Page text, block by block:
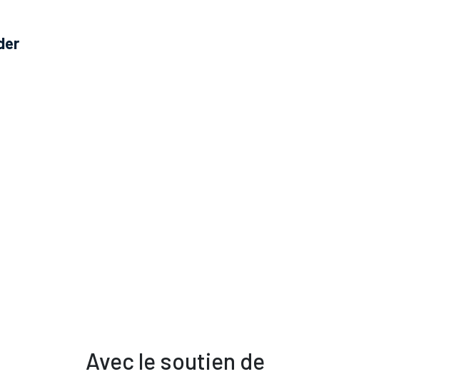
Avec le soutien de